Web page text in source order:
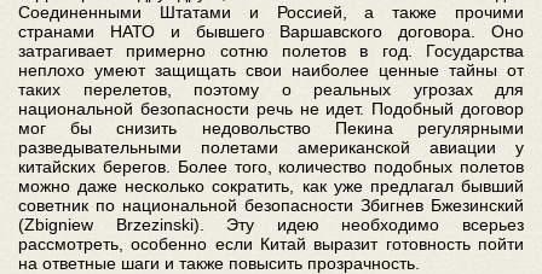
Соединенными Штатами и Россией, а также прочими
странами НАТО и бывшего Варшавского договора. Оно
затрагивает примерно сотню полетов в год. Государства
неплохо умеют защищать свои наиболее ценные тайны от
таких перелетов, поэтому о реальных угрозах для
национальной безопасности речь не идет. Подобный договор
мог бы снизить недовольство Пекина регулярными
разведывательными полетами американской авиации у
китайских берегов. Более того, количество подобных полетов
можно даже несколько сократить, как уже предлагал бывший
советник по национальной безопасности Збигнев Бжезинский
(Zbigniew Brzezinski). Эту идею необходимо всерьез
рассмотреть, особенно если Китай выразит готовность пойти
на ответные шаги и также повысить прозрачность.